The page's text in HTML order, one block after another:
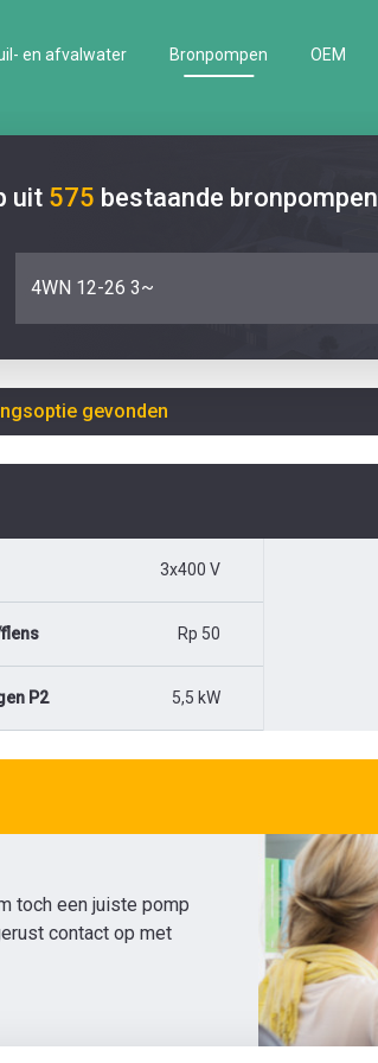
en afvalwater Bronpompen OEM
uit 575 bestaande bronpompen
4WN 12-26 3~
gevonden
3x400 V
Rp 50
P2 5,5 kW
toch een juiste pomp
contact op met